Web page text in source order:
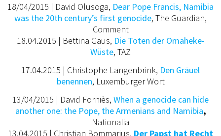
18/04/2015 | David Olusoga, Dear Pope Francis, Namibia
was the 20th century’s first genocide, The Guardian,
Comment
18.04.2015 | Bettina Gaus, Die Toten der Omaheke-
Wüste, TAZ
17.04.2015 | Christophe Langenbrink, Den Gräuel
benennen, Luxemburger Wort
13/04/2015 | David Forniès, When a genocide can hide
another one: the Pope, the Armenians and Namibia,
Nationalia
13.04.2015 | Christian Bommarius, Der Papst hat Recht